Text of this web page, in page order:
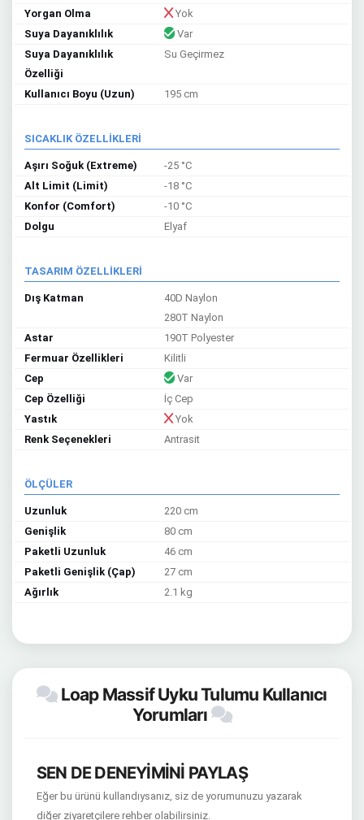
Yorgan Olma
Yok
Suya Dayanıklılık
Var
Suya Dayanıklılık
Özelliği
Su Geçirmez
Kullanıcı Boyu (Uzun) 195 cm
SICAKLIK ÖZELLİKLERİ
Aşırı Soğuk (Extreme)
-25 °C
Alt Limit (Limit)
-18 °C
Konfor (Comfort)
-10 °C
Dolgu
Elyaf
TASARIM ÖZELLİKLERİ
Dış Katman
40D Naylon
280T Naylon
Astar
190T Polyester
Fermuar Özellikleri
Kilitli
Cep
Var
Cep Özelliği
İç Cep
Yastık
Yok
Renk Seçenekleri
Antrasit
ÖLÇÜLER
Uzunluk
220 cm
Genişlik
80 cm
Paketli Uzunluk
46 cm
Paketli Genişlik (Çap)
27 cm
Ağırlık
2.1 kg
Loap Massif Uyku Tulumu Kullanıcı
Yorumları
SEN DE DENEYİMİNİ PAYLAŞ
Eğer bu ürünü kullandıysanız, siz de yorumunuzu yazarak
diğer ziyaretçilere rehber olabilirsiniz.